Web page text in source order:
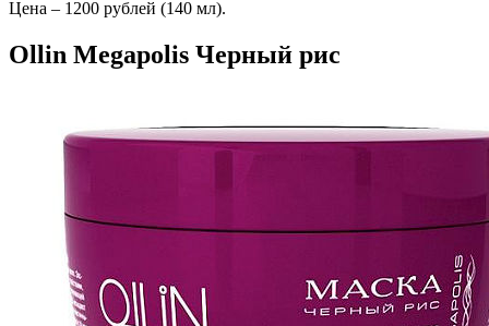
Цена – 1200 рублей (140 мл).
Ollin Megapolis Черный рис